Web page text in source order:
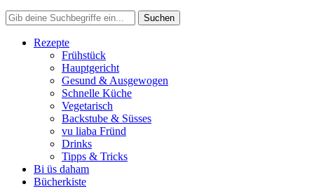
Rezepte
Frühstück
Hauptgericht
Gesund & Ausgewogen
Schnelle Küche
Vegetarisch
Backstube & Süsses
vu liaba Fründ
Drinks
Tipps & Tricks
Bi üs daham
Bücherkiste